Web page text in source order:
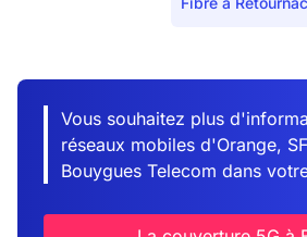
Vous souhaitez plus
réseaux mobiles d'Orange,
Bouygues Telecom dans